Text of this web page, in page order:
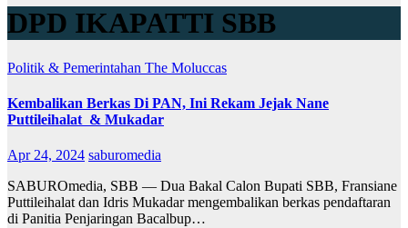
DPD IKAPATTI SBB
Politik & Pemerintahan The Moluccas
Kembalikan Berkas Di PAN, Ini Rekam Jejak Nane
Puttileihalat & Mukadar
Apr 24, 2024 saburomedia
SABUROmedia, SBB — Dua Bakal Calon Bupati SBB, Fransiane
Puttileihalat dan Idris Mukadar mengembalikan berkas pendaftaran
di Panitia Penjaringan Bacalbup…